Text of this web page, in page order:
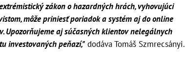
zákon o hazardných hrách, vyhovujúci
môže priniesť poriadok a systém aj do online
Upozorňujeme aj súčasných klientov nelegálnych
investovaných peňazí," dodáva Tomáš Szmrecsányi.